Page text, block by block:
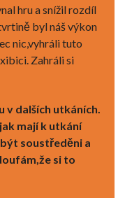
hru a snížil rozdíl
byl náš výkon
nic,vyhráli tuto
Zahráli si
v dalších utkáních.
mají k utkání
soustředěni a
si to